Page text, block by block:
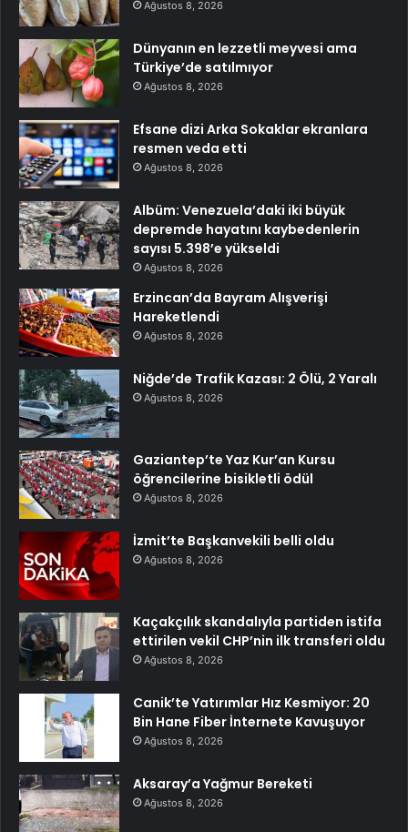
Ağustos 8, 2026
Dünyanın en lezzetli meyvesi ama
Türkiye’de satılmıyor
Ağustos 8, 2026
Efsane dizi Arka Sokaklar ekranlara
resmen veda etti
Ağustos 8, 2026
Albüm: Venezuela’daki iki büyük
depremde hayatını kaybedenlerin
sayısı 5.398’e yükseldi
Ağustos 8, 2026
Erzincan’da Bayram Alışverişi
Hareketlendi
Ağustos 8, 2026
Niğde’de Trafik Kazası: 2 Ölü, 2 Yaralı
Ağustos 8, 2026
Gaziantep’te Yaz Kur’an Kursu
öğrencilerine bisikletli ödül
Ağustos 8, 2026
İzmit’te Başkanvekili belli oldu
Ağustos 8, 2026
Kaçakçılık skandalıyla partiden istifa
ettirilen vekil CHP’nin ilk transferi oldu
Ağustos 8, 2026
Canik’te Yatırımlar Hız Kesmiyor: 20
Bin Hane Fiber İnternete Kavuşuyor
Ağustos 8, 2026
Aksaray’a Yağmur Bereketi
Ağustos 8, 2026